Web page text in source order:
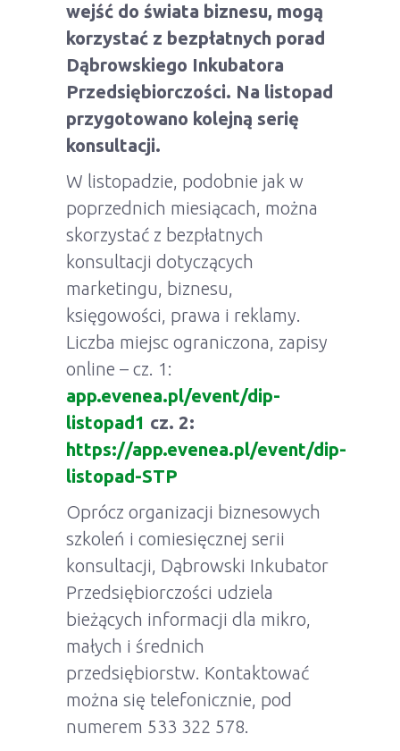
wejść do świata biznesu, mogą
korzystać z bezpłatnych porad
Dąbrowskiego Inkubatora
Przedsiębiorczości. Na listopad
przygotowano kolejną serię
konsultacji.
W listopadzie, podobnie jak w
poprzednich miesiącach, można
skorzystać z bezpłatnych
konsultacji dotyczących
marketingu, biznesu,
księgowości, prawa i reklamy.
Liczba miejsc ograniczona, zapisy
online – cz. 1:
app.evenea.pl/event/dip-
listopad1 cz. 2:
https://app.evenea.pl/event/dip-
listopad-STP
Oprócz organizacji biznesowych
szkoleń i comiesięcznej serii
konsultacji, Dąbrowski Inkubator
Przedsiębiorczości udziela
bieżących informacji dla mikro,
małych i średnich
przedsiębiorstw. Kontaktować
można się telefonicznie, pod
numerem 533 322 578.